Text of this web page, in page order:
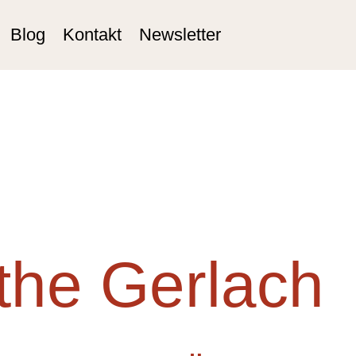
Blog Kontakt Newsletter
Gerlach